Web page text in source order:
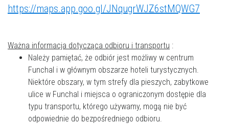
https://maps.app.goo.gl/JNqugrWJZ6stMQWG7
Ważna informacja dotycząca odbioru i transportu :
Należy pamiętać, że odbiór jest możliwy w centrum
Funchal i w głównym obszarze hoteli turystycznych.
Niektóre obszary, w tym strefy dla pieszych, zabytkowe
ulice w Funchal i miejsca o ograniczonym dostępie dla
typu transportu, którego używamy, mogą nie być
odpowiednie do bezpośredniego odbioru.